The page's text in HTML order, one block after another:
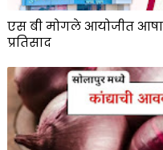
एस बी मोगले आयोजीत
प्रतिसाद